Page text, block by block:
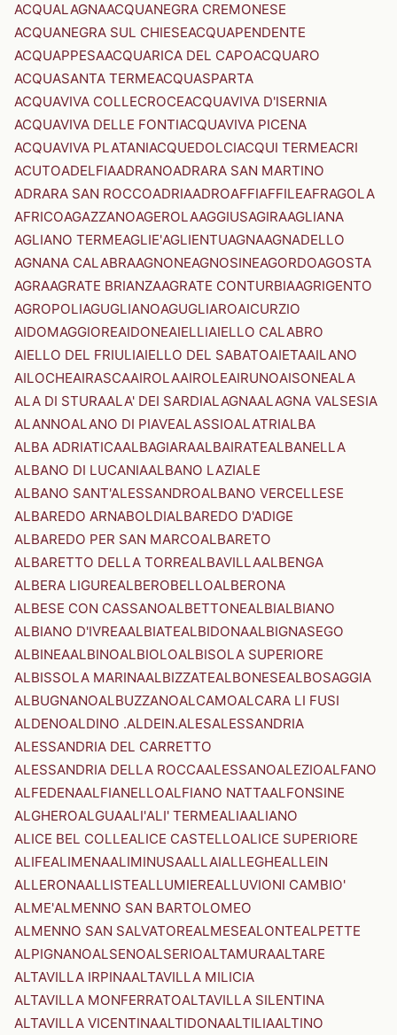
ACQUALAGNAACQUANEGRA CREMONESE
ACQUANEGRA SUL CHIESEACQUAPENDENTE
ACQUAPPESAACQUARICA DEL CAPOACQUARO
ACQUASANTA TERMEACQUASPARTA
ACQUAVIVA COLLECROCEACQUAVIVA D'ISERNIA
ACQUAVIVA DELLE FONTIACQUAVIVA PICENA
ACQUAVIVA PLATANIACQUEDOLCIACQUI TERMEACRI
ACUTOADELFIAADRANOADRARA SAN MARTINO
ADRARA SAN ROCCOADRIAADROAFFIAFFILEAFRAGOLA
AFRICOAGAZZANOAGEROLAAGGIUSAGIRAAGLIANA
AGLIANO TERMEAGLIE'AGLIENTUAGNAAGNADELLO
AGNANA CALABRAAGNONEAGNOSINEAGORDOAGOSTA
AGRAAGRATE BRIANZAAGRATE CONTURBIAAGRIGENTO
AGROPOLIAGUGLIANOAGUGLIAROAICURZIO
AIDOMAGGIOREAIDONEAIELLIAIELLO CALABRO
AIELLO DEL FRIULIAIELLO DEL SABATOAIETAAILANO
AILOCHEAIRASCAAIROLAAIROLEAIRUNOAISONEALA
ALA DI STURAALA' DEI SARDIALAGNAALAGNA VALSESIA
ALANNOALANO DI PIAVEALASSIOALATRIALBA
ALBA ADRIATICAALBAGIARAALBAIRATEALBANELLA
ALBANO DI LUCANIAALBANO LAZIALE
ALBANO SANT'ALESSANDROALBANO VERCELLESE
ALBAREDO ARNABOLDIALBAREDO D'ADIGE
ALBAREDO PER SAN MARCOALBARETO
ALBARETTO DELLA TORREALBAVILLAALBENGA
ALBERA LIGUREALBEROBELLOALBERONA
ALBESE CON CASSANOALBETTONEALBIALBIANO
ALBIANO D'IVREAALBIATEALBIDONAALBIGNASEGO
ALBINEAALBINOALBIOLOALBISOLA SUPERIORE
ALBISSOLA MARINAALBIZZATEALBONESEALBOSAGGIA
ALBUGNANOALBUZZANOALCAMOALCARA LI FUSI
ALDENOALDINO .ALDEIN.ALESALESSANDRIA
ALESSANDRIA DEL CARRETTO
ALESSANDRIA DELLA ROCCAALESSANOALEZIOALFANO
ALFEDENAALFIANELLOALFIANO NATTAALFONSINE
ALGHEROALGUAALI'ALI' TERMEALIAALIANO
ALICE BEL COLLEALICE CASTELLOALICE SUPERIORE
ALIFEALIMENAALIMINUSAALLAIALLEGHEALLEIN
ALLERONAALLISTEALLUMIEREALLUVIONI CAMBIO'
ALME'ALMENNO SAN BARTOLOMEO
ALMENNO SAN SALVATOREALMESEALONTEALPETTE
ALPIGNANOALSENOALSERIOALTAMURAALTARE
ALTAVILLA IRPINAALTAVILLA MILICIA
ALTAVILLA MONFERRATOALTAVILLA SILENTINA
ALTAVILLA VICENTINAALTIDONAALTILIAALTINO